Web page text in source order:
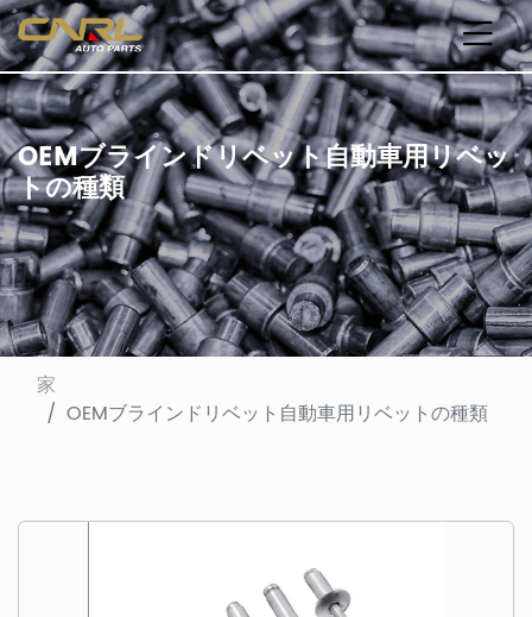
OEMブラインドリベット自動車用リベッ
トの種類
家
OEMブラインドリベット自動車用リベットの種類